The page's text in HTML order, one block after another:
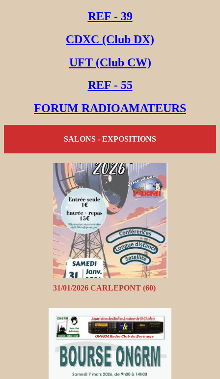
REF - 39
CDXC (Club DX)
UFT (Club CW)
REF - 55
FORUM RADIOAMATEURS
SALONS - EXPOSITIONS
31/01/2026 CARLEPONT (60)